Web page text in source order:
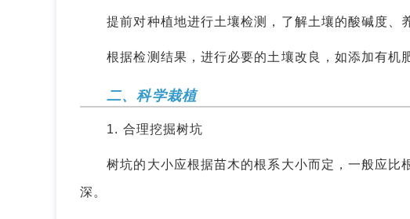
提前对种植地进行土壤检测，了解土壤的酸碱度、养
根据检测结果，进行必要的土壤改良，如添加有机
二、科学栽植
1. 合理挖掘树坑
树坑的大小应根据苗木的根系大小而定，一般应比
深。